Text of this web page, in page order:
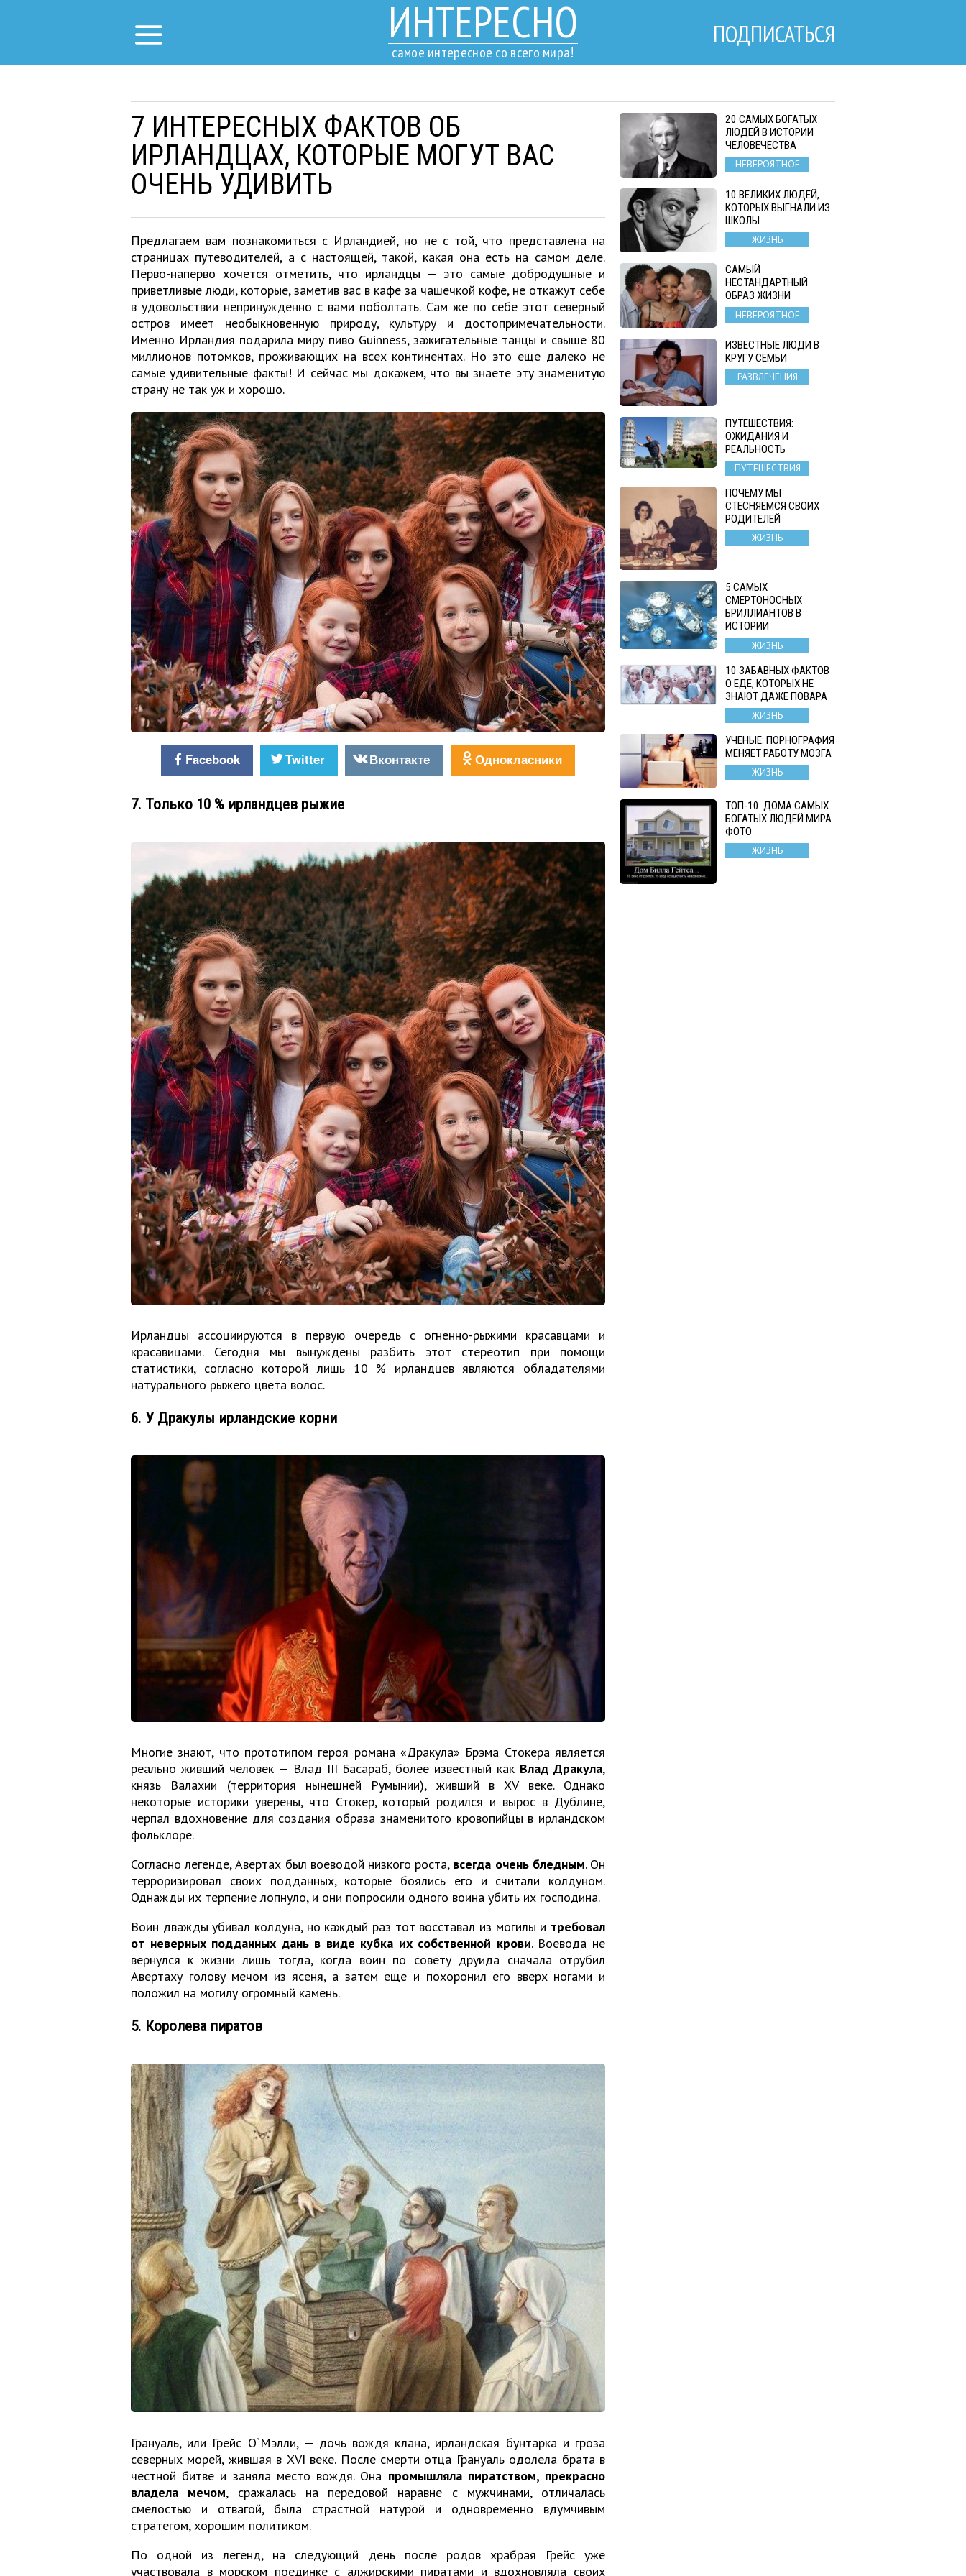
ИНТЕРЕСНО
самое интересное со всего мира!
ПОДПИСАТЬСЯ
7 ИНТЕРЕСНЫХ ФАКТОВ ОБ
ИРЛАНДЦАХ, КОТОРЫЕ МОГУТ ВАС
ОЧЕНЬ УДИВИТЬ
Предлагаем вам познакомиться с Ирландией, но не с той, что представлена на
страницах путеводителей, а с настоящей, такой, какая она есть на самом деле.
Перво-наперво хочется отметить, что ирландцы — это самые добродушные и
приветливые люди, которые, заметив вас в кафе за чашечкой кофе, не откажут себе
в удовольствии непринужденно с вами поболтать. Сам же по себе этот северный
остров имеет необыкновенную природу, культуру и достопримечательности.
Именно Ирландия подарила миру пиво Guinness, зажигательные танцы и свыше 80
миллионов потомков, проживающих на всех континентах. Но это еще далеко не
самые удивительные факты! И сейчас мы докажем, что вы знаете эту знаменитую
страну не так уж и хорошо.
Facebook Twitter Вконтакте Однокласники
7. Только 10 % ирландцев рыжие
Ирландцы ассоциируются в первую очередь с огненно-рыжими красавцами и
красавицами. Сегодня мы вынуждены разбить этот стереотип при помощи
статистики, согласно которой лишь 10 % ирландцев являются обладателями
натурального рыжего цвета волос.
6. У Дракулы ирландские корни
Многие знают, что прототипом героя романа «Дракула» Брэма Стокера является
реально живший человек — Влад III Басараб, более известный как Влад Дракула,
князь Валахии (территория нынешней Румынии), живший в XV веке. Однако
некоторые историки уверены, что Стокер, который родился и вырос в Дублине,
черпал вдохновение для создания образа знаменитого кровопийцы в ирландском
фольклоре.
Согласно легенде, Авертах был воеводой низкого роста, всегда очень бледным. Он
терроризировал своих подданных, которые боялись его и считали колдуном.
Однажды их терпение лопнуло, и они попросили одного воина убить их господина.
Воин дважды убивал колдуна, но каждый раз тот восставал из могилы и требовал
от неверных подданных дань в виде кубка их собственной крови. Воевода не
вернулся к жизни лишь тогда, когда воин по совету друида сначала отрубил
Авертаху голову мечом из ясеня, а затем еще и похоронил его вверх ногами и
положил на могилу огромный камень.
5. Королева пиратов
Грануаль, или Грейс О`Мэлли, — дочь вождя клана, ирландская бунтарка и гроза
северных морей, жившая в XVI веке. После смерти отца Грануаль одолела брата в
честной битве и заняла место вождя. Она промышляла пиратством, прекрасно
владела мечом, сражалась на передовой наравне с мужчинами, отличалась
смелостью и отвагой, была страстной натурой и одновременно вдумчивым
стратегом, хорошим политиком.
По одной из легенд, на следующий день после родов храбрая Грейс уже
участвовала в морском поединке с алжирскими пиратами и вдохновляла своих
20 САМЫХ БОГАТЫХ
ЛЮДЕЙ В ИСТОРИИ
ЧЕЛОВЕЧЕСТВА
НЕВЕРОЯТНОЕ
10 ВЕЛИКИХ ЛЮДЕЙ,
КОТОРЫХ ВЫГНАЛИ ИЗ
ШКОЛЫ
ЖИЗНЬ
САМЫЙ
НЕСТАНДАРТНЫЙ
ОБРАЗ ЖИЗНИ
НЕВЕРОЯТНОЕ
ИЗВЕСТНЫЕ ЛЮДИ В
КРУГУ СЕМЬИ
РАЗВЛЕЧЕНИЯ
ПУТЕШЕСТВИЯ:
ОЖИДАНИЯ И
РЕАЛЬНОСТЬ
ПУТЕШЕСТВИЯ
ПОЧЕМУ МЫ
СТЕСНЯЕМСЯ СВОИХ
РОДИТЕЛЕЙ
ЖИЗНЬ
5 САМЫХ
СМЕРТОНОСНЫХ
БРИЛЛИАНТОВ В
ИСТОРИИ
ЖИЗНЬ
10 ЗАБАВНЫХ ФАКТОВ
О ЕДЕ, КОТОРЫХ НЕ
ЗНАЮТ ДАЖЕ ПОВАРА
ЖИЗНЬ
УЧЕНЫЕ: ПОРНОГРАФИЯ
МЕНЯЕТ РАБОТУ МОЗГА
ЖИЗНЬ
ТОП-10. ДОМА САМЫХ
БОГАТЫХ ЛЮДЕЙ МИРА.
ФОТО
ЖИЗНЬ